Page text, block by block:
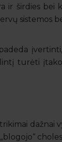
ir širdies bei
sistemos
turėti
dažnai